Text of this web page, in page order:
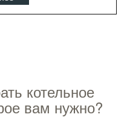
котельное
вам нужно?